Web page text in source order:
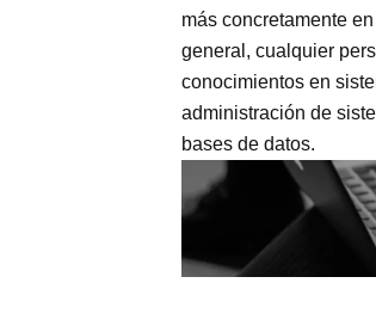
más concretamente
general, cualquier
conocimientos en
administración de
bases de datos.